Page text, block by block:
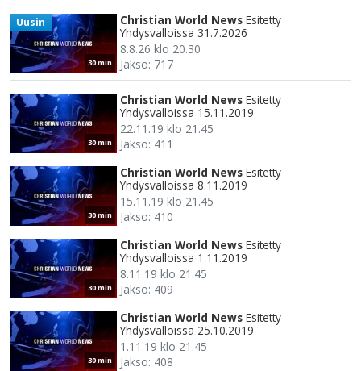
30 min
Uusin Christian World News Esitetty
Yhdysvalloissa 31.7.2026
8.8.26 klo 20.30
Jakso: 717
30 min
Christian World News Esitetty
Yhdysvalloissa 15.11.2019
22.11.19 klo 21.45
Jakso: 411
30 min
Christian World News Esitetty
Yhdysvalloissa 8.11.2019
15.11.19 klo 21.45
Jakso: 410
30 min
Christian World News Esitetty
Yhdysvalloissa 1.11.2019
8.11.19 klo 21.45
Jakso: 409
30 min
Christian World News Esitetty
Yhdysvalloissa 25.10.2019
1.11.19 klo 21.45
Jakso: 408